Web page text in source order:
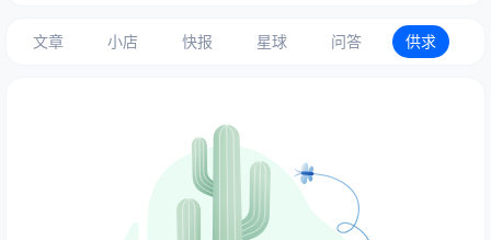
文章 小店 快报 星球 问答 供求